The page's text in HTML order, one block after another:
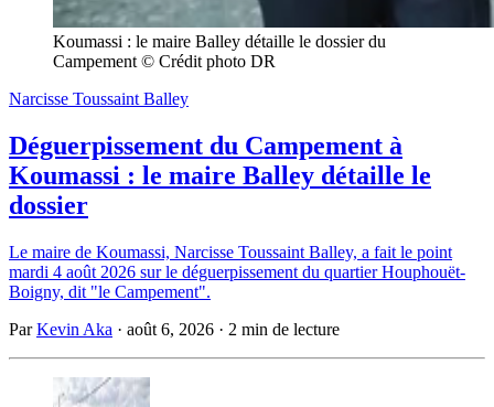
Koumassi : le maire Balley détaille le dossier du
Campement © Crédit photo DR
Narcisse Toussaint Balley
Déguerpissement du Campement à
Koumassi : le maire Balley détaille le
dossier
Le maire de Koumassi, Narcisse Toussaint Balley, a fait le point
mardi 4 août 2026 sur le déguerpissement du quartier Houphouët-
Boigny, dit "le Campement".
ParKevin Aka · août 6, 2026 · 2 min de lecture